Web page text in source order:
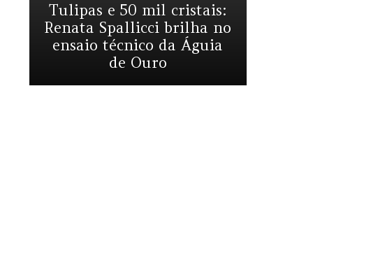
Tulipas e 50 mil cristais:
Renata Spallicci brilha no
ensaio técnico da Águia
de Ouro